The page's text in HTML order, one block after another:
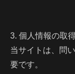
3. 個人情報の取
当サイトは、問
要です。